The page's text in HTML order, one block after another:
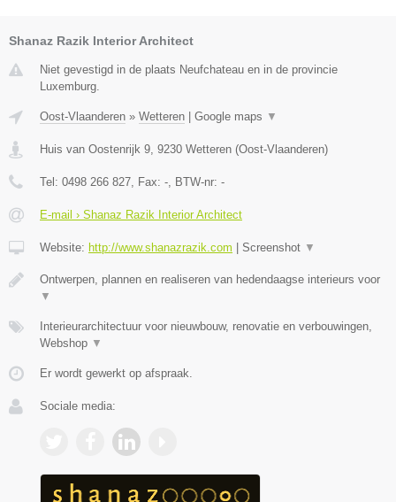
Shanaz Razik Interior Architect
Niet gevestigd in de plaats Neufchateau en in de provincie
Luxemburg.
Oost-Vlaanderen » Wetteren Google maps ▼
Huis van Oostenrijk 9, 9230 Wetteren (Oost-Vlaanderen)
Tel: 0498 266 827, Fax: -, BTW-nr: -
E-mail › Shanaz Razik Interior Architect
Website: http://www.shanazrazik.com Screenshot ▼
Ontwerpen, plannen en realiseren van hedendaagse interieurs voor
▼
Interieurarchitectuur voor nieuwbouw, renovatie en verbouwingen,
Webshop ▼
Er wordt gewerkt op afspraak.
Sociale media: